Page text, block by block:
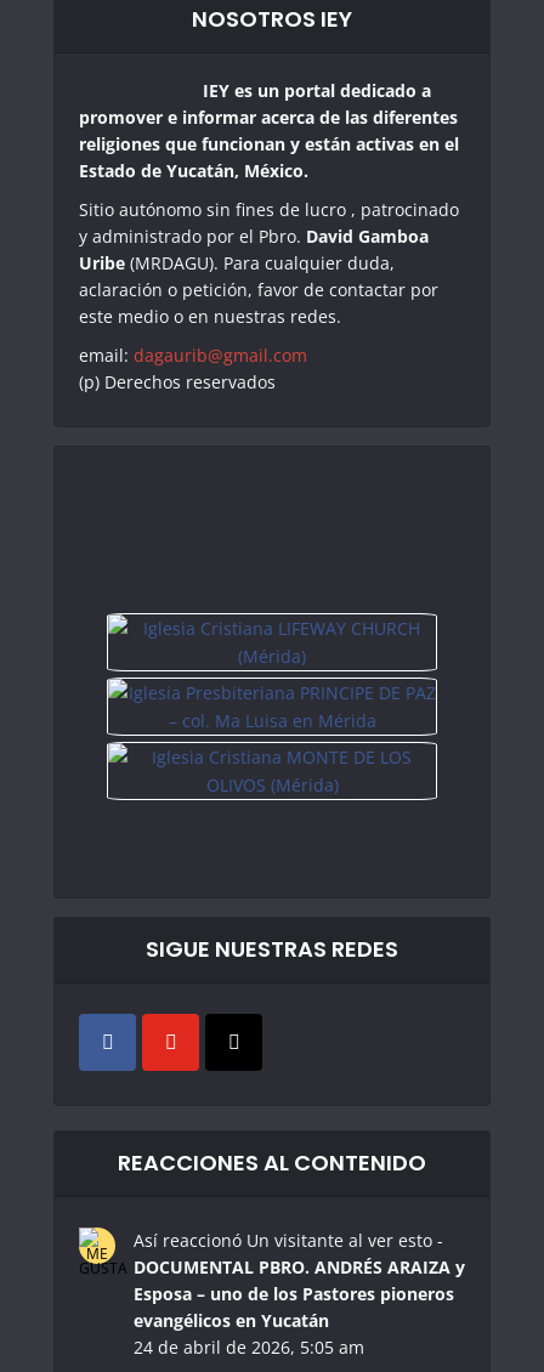
NOSOTROS IEY
IEY es un portal dedicado a
promover e informar acerca de las diferentes
religiones que funcionan y están activas en el
Estado de Yucatán, México.
Sitio autónomo sin fines de lucro , patrocinado
y administrado por el Pbro. David Gamboa
Uribe (MRDAGU). Para cualquier duda,
aclaración o petición, favor de contactar por
este medio o en nuestras redes.
email: dagaurib@gmail.com
(p) Derechos reservados
SIGUE NUESTRAS REDES
REACCIONES AL CONTENIDO
Así reaccionó Un visitante al ver esto -
DOCUMENTAL PBRO. ANDRÉS ARAIZA y
Esposa – uno de los Pastores pioneros
evangélicos en Yucatán
24 de abril de 2026, 5:05 am